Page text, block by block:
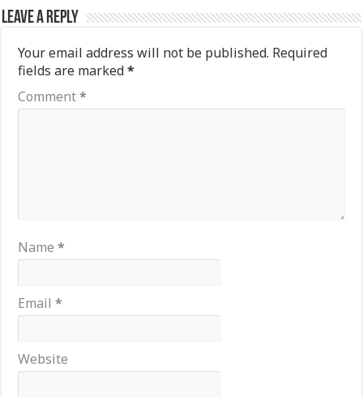
Leave a Reply
Your email address will not be published. Required
fields are marked*
Comment*
Name*
Email*
Website